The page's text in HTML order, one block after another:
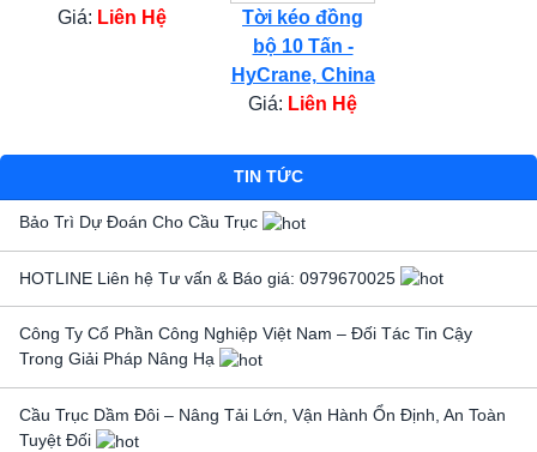
Giá: Liên Hệ
Tời kéo đồng
bộ 10 Tấn -
HyCrane, China
Giá: Liên Hệ
TIN TỨC
Bảo Trì Dự Đoán Cho Cầu Trục
HOTLINE Liên hệ Tư vấn & Báo giá: 0979670025
Công Ty Cổ Phần Công Nghiệp Việt Nam – Đối Tác Tin Cậy
Trong Giải Pháp Nâng Hạ
Cầu Trục Dầm Đôi – Nâng Tải Lớn, Vận Hành Ổn Định, An Toàn
Tuyệt Đối